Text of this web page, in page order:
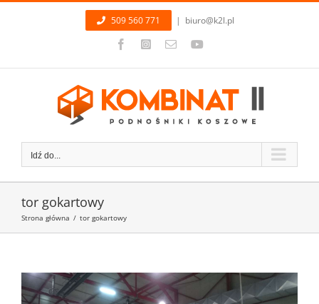
Przejdź
509 560 771 | biuro@k2l.pl
FacebookInstagram
Email
Idź do...
tor gokartowy
Strona główna / tor gokartowy